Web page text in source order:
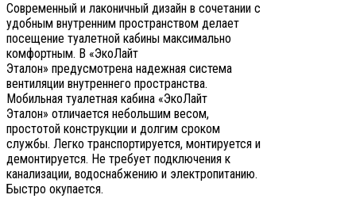
Современный и лаконичный дизайн в сочетании с
удобным внутренним пространством делает
посещение туалетной кабины максимально
комфортным. В «ЭкоЛайт
Эталон» предусмотрена надежная система
вентиляции внутреннего пространства.
Мобильная туалетная кабина «ЭкоЛайт
Эталон» отличается небольшим весом,
простотой конструкции и долгим сроком
службы. Легко транспортируется, монтируется и
демонтируется. Не требует подключения к
канализации, водоснабжению и электропитанию.
Быстро окупается.